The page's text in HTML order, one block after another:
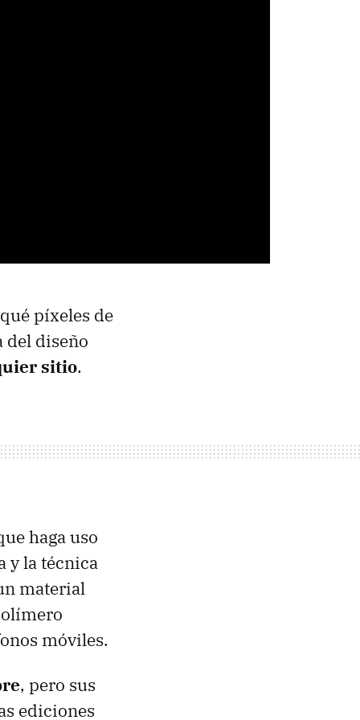
píxeles de
del diseño
sitio.
haga uso
y la técnica
material
móviles.
, pero sus
ediciones